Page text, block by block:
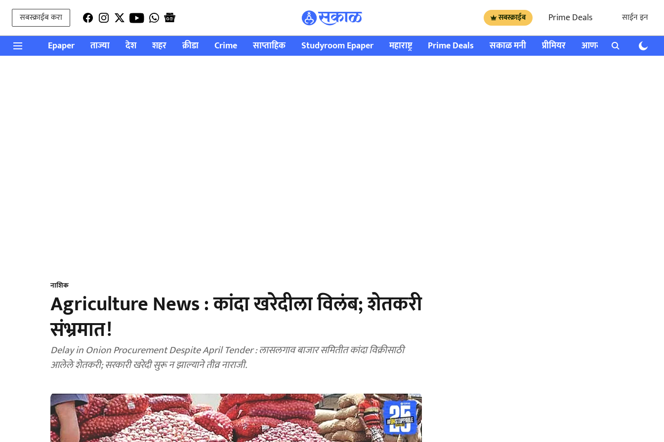
सबस्क्राईब करा सबस्क्राईब Prime Deals साईन इन
Epaper ताज्या देश शहर क्रीडा Crime साप्ताहिक Studyroom Epaper महाराष्ट्र Prime Deals सकाळ मनी प्रीमियर आणखी राशी भविष्य
नाशिक
Agriculture News : कांदा खरेदीला विलंब; शेतकरी
संभ्रमात!
Delay in Onion Procurement Despite April Tender : लासलगाव बाजार समितीत कांदा विक्रीसाठी
आलेले शेतकरी; सरकारी खरेदी सुरू न झाल्याने तीव्र नाराजी.